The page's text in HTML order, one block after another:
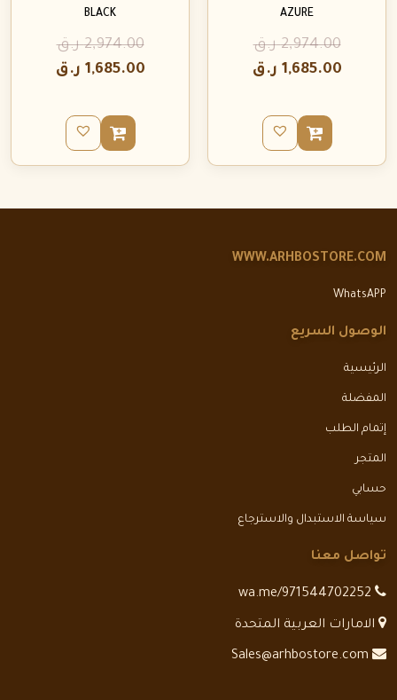
AZURE
2,974.00 ر.ق
1,685.00 ر.ق
BLACK
2,974.00 ر.ق
1,685.00 ر.ق
WWW.ARHBOSTORE.COM
WhatsAPP
الوصول السريع
الرئيسية
المفضلة
إتمام الطلب
المتجر
حسابي
سياسة الاستبدال والاسترجاع
تواصل معنا
الامارات العربية المتحدة